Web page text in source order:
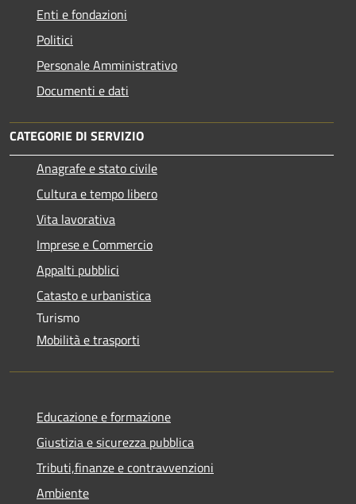
Enti e fondazioni
Politici
Personale Amministrativo
Documenti e dati
CATEGORIE DI SERVIZIO
Anagrafe e stato civile
Cultura e tempo libero
Vita lavorativa
Imprese e Commercio
Appalti pubblici
Catasto e urbanistica
Turismo
Mobilità e trasporti
Educazione e formazione
Giustizia e sicurezza pubblica
Tributi,finanze e contravvenzioni
Ambiente